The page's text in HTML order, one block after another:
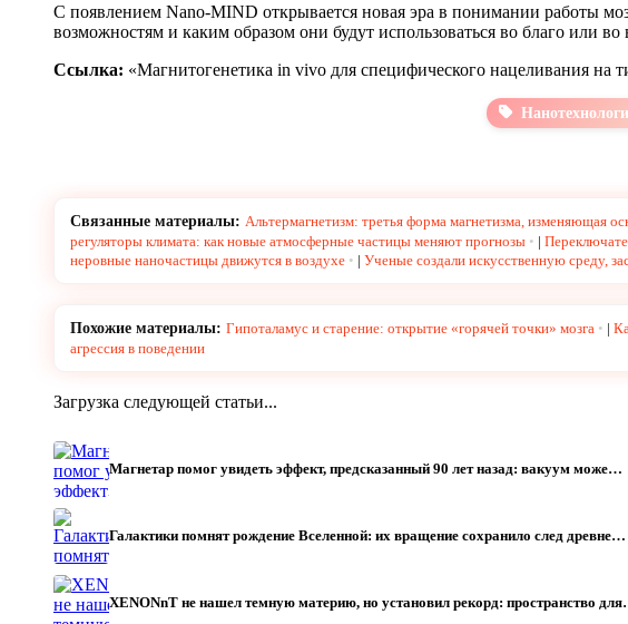
С появлением Nano-MIND открывается новая эра в понимании работы
возможностям и каким образом они будут использоваться во благо или во
Ссылка: «Магнитогенетика in vivo для специфического нацеливания на
Связанные материалы: Альтермагнетизм: третья форма магнетизма, изменяющая
регуляторы климата: как новые атмосферные частицы меняют прогнозы
|
неровные наночастицы движутся в воздухе
| Ученые создали искусственную среду,
Похожие материалы: Гипоталамус и старение: открытие «горячей точки» мозга |
агрессия в поведении
Загрузка следующей статьи...
Магнетар помог увидеть эффект, предсказанный 90 лет назад: вакуум може…
Галактики помнят рождение Вселенной: их вращение сохранило след древне…
XENONnT не нашел темную материю, но установил рекорд: пространство